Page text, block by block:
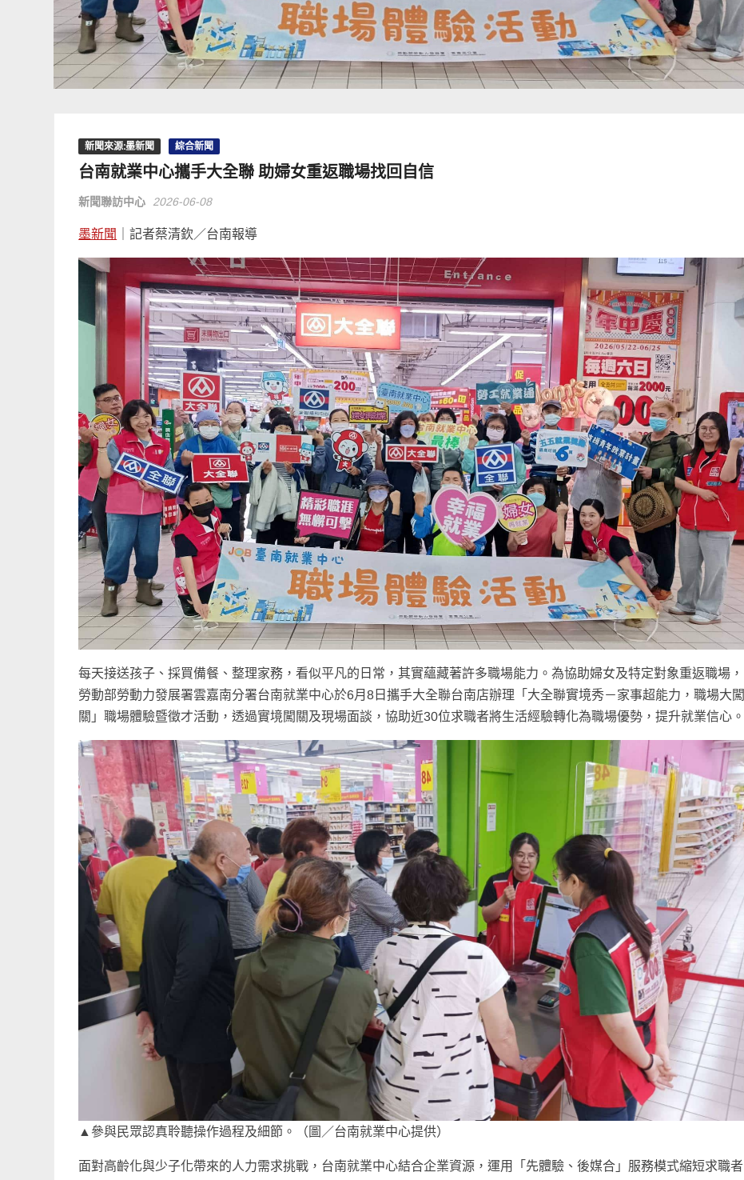
新聞來源:墨新聞 綜合新聞
台南就業中心攜手大全聯 助婦女重返職場找回自信
新聞聯訪中心 2026-06-08
墨新聞 ｜記者蔡清欽／台南報導
每天接送孩子、採買備餐、整理家務，看似平凡的日常，其實蘊藏著許多職場能力。為協助婦女及特定對象重返職場，
勞動部勞動力發展署雲嘉南分署台南就業中心於6月8日攜手大全聯台南店辦理「大全聯實境秀－家事超能力，職場大闖
關」職場體驗暨徵才活動，透過實境闖關及現場面談，協助近30位求職者將生活經驗轉化為職場優勢，提升就業信心。
▲參與民眾認真聆聽操作過程及細節。（圖／台南就業中心提供）
面對高齡化與少子化帶來的人力需求挑戰，台南就業中心結合企業資源，運用「先體驗、後媒合」服務模式縮短求職者